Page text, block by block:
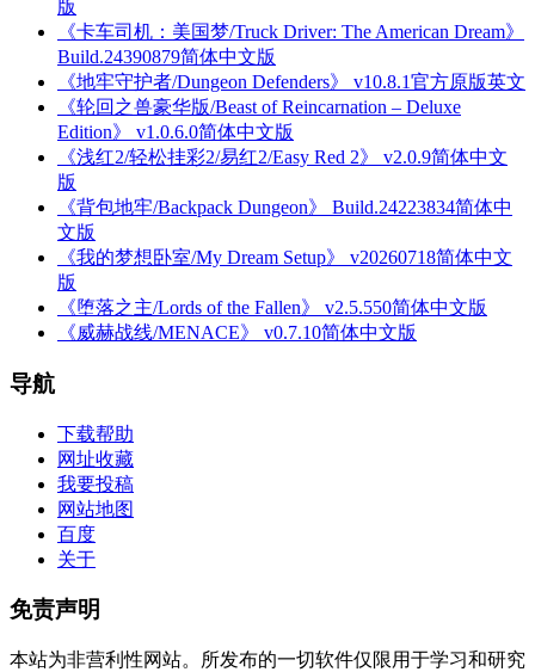
版
《卡车司机：美国梦/Truck Driver: The American Dream》
Build.24390879简体中文版
《地牢守护者/Dungeon Defenders》 v10.8.1官方原版英文
《轮回之兽豪华版/Beast of Reincarnation – Deluxe
Edition》 v1.0.6.0简体中文版
《浅红2/轻松挂彩2/易红2/Easy Red 2》 v2.0.9简体中文
版
《背包地牢/Backpack Dungeon》 Build.24223834简体中
文版
《我的梦想卧室/My Dream Setup》 v20260718简体中文
版
《堕落之主/Lords of the Fallen》 v2.5.550简体中文版
《威赫战线/MENACE》 v0.7.10简体中文版
导航
下载帮助
网址收藏
我要投稿
网站地图
百度
关于
免责声明
本站为非营利性网站。所发布的一切软件仅限用于学习和研究